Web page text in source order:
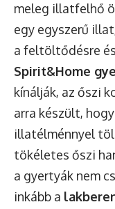
meleg illatfelhő
egy egyszerű
a feltöltődésre
Spirit&Home
kínálják, az őszi
arra készült,
illatélménnyel
tökéletes őszi
a gyertyák nem
inkább a